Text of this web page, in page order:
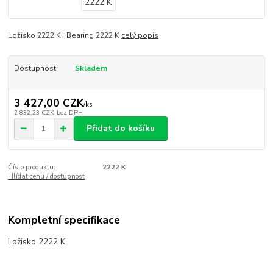
Ložisko 2222 K Bearing 2222 K celý popis
Dostupnost Skladem
3 427,00 CZK/ks
2 832,23 CZK bez DPH
Přidat do košíku
Číslo produktu:
2222 K
Hlídat cenu / dostupnost
Kompletní specifikace
Ložisko 2222 K